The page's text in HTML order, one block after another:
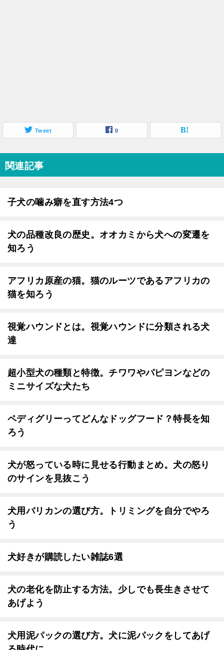
Tweet 0
関連記事
子犬の噛み癖を直す方法4つ
犬の品種改良の歴史。オオカミから犬への変遷を
知ろう
アフリカ原産の猫。猫のルーツであるアフリカの
猫を知ろう
視覚ハウンドとは。視覚ハウンドに分類される犬
達
超小型犬の種類と特徴。チワワやパピヨンなどの
ミニサイズな犬たち
ペディグリーってどんなドッグフード？特長を知
ろう
犬が怒っている時に見せる行動まとめ。犬の怒り
のサインを見抜こう
犬用バリカンの選び方。トリミングを自分でやろ
う
犬好きが購読したい雑誌6選
犬の老化を防止する方法。少しでも長生きさせて
あげよう
犬用泥パックの選び方。犬に泥パックをしてあげ